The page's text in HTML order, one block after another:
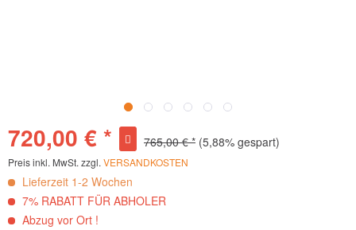
720,00 € * 765,00 € * (5,88% gespart)
Preis inkl. MwSt. zzgl. VERSANDKOSTEN
Lieferzeit 1-2 Wochen
7% RABATT FÜR ABHOLER
Abzug vor Ort !